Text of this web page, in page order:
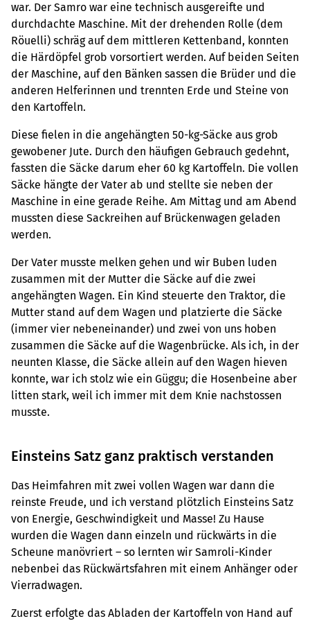
war. Der Samro war eine technisch ausgereifte und
durchdachte Maschine. Mit der drehenden Rolle (dem
Röuelli) schräg auf dem mittleren Kettenband, konnten
die Härdöpfel grob vorsortiert werden. Auf beiden Seiten
der Maschine, auf den Bänken sassen die Brüder und die
anderen Helferinnen und trennten Erde und Steine von
den Kartoffeln.
Diese fielen in die angehängten 50-kg-Säcke aus grob
gewobener Jute. Durch den häufigen Gebrauch gedehnt,
fassten die Säcke darum eher 60 kg Kartoffeln. Die vollen
Säcke hängte der Vater ab und stellte sie neben der
Maschine in eine gerade Reihe. Am Mittag und am Abend
mussten diese Sackreihen auf Brückenwagen geladen
werden.
Der Vater musste melken gehen und wir Buben luden
zusammen mit der Mutter die Säcke auf die zwei
angehängten Wagen. Ein Kind steuerte den Traktor, die
Mutter stand auf dem Wagen und platzierte die Säcke
(immer vier nebeneinander) und zwei von uns hoben
zusammen die Säcke auf die Wagenbrücke. Als ich, in der
neunten Klasse, die Säcke allein auf den Wagen hieven
konnte, war ich stolz wie ein Güggu; die Hosenbeine aber
litten stark, weil ich immer mit dem Knie nachstossen
musste.
Einsteins Satz ganz praktisch verstanden
Das Heimfahren mit zwei vollen Wagen war dann die
reinste Freude, und ich verstand plötzlich Einsteins Satz
von Energie, Geschwindigkeit und Masse! Zu Hause
wurden die Wagen dann einzeln und rückwärts in die
Scheune manövriert – so lernten wir Samroli-Kinder
nebenbei das Rückwärtsfahren mit einem Anhänger oder
Vierradwagen.
Zuerst erfolgte das Abladen der Kartoffeln von Hand auf